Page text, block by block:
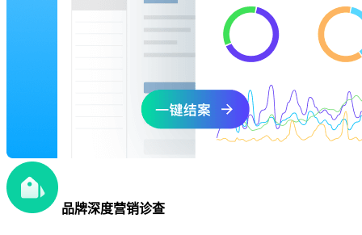
品牌深度营销诊查